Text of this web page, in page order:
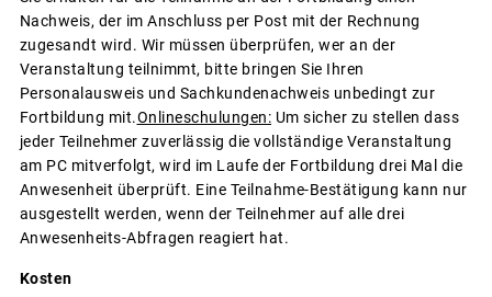
Nachweis, der im Anschluss per Post mit der Rechnung
zugesandt wird. Wir müssen überprüfen, wer an der
Veranstaltung teilnimmt, bitte bringen Sie Ihren
Personalausweis und Sachkundenachweis unbedingt zur
Fortbildung mit.Onlineschulungen: Um sicher zu stellen dass
jeder Teilnehmer zuverlässig die vollständige Veranstaltung
am PC mitverfolgt, wird im Laufe der Fortbildung drei Mal die
Anwesenheit überprüft. Eine Teilnahme-Bestätigung kann nur
ausgestellt werden, wenn der Teilnehmer auf alle drei
Anwesenheits-Abfragen reagiert hat.
Kosten